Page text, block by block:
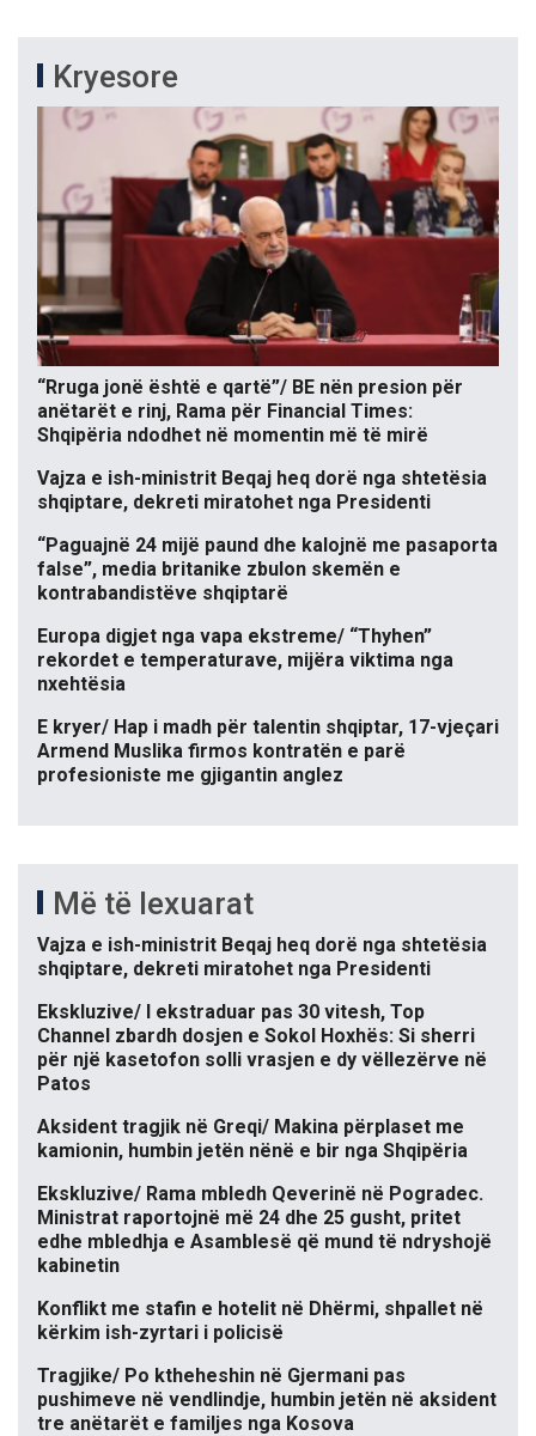
Kryesore
“Rruga jonë është e qartë”/ BE nën presion për
anëtarët e rinj, Rama për Financial Times:
Shqipëria ndodhet në momentin më të mirë
Vajza e ish-ministrit Beqaj heq dorë nga shtetësia
shqiptare, dekreti miratohet nga Presidenti
“Paguajnë 24 mijë paund dhe kalojnë me pasaporta
false”, media britanike zbulon skemën e
kontrabandistëve shqiptarë
Europa digjet nga vapa ekstreme/ “Thyhen”
rekordet e temperaturave, mijëra viktima nga
nxehtësia
E kryer/ Hap i madh për talentin shqiptar, 17-vjeçari
Armend Muslika firmos kontratën e parë
profesioniste me gjigantin anglez
Më të lexuarat
Vajza e ish-ministrit Beqaj heq dorë nga shtetësia
shqiptare, dekreti miratohet nga Presidenti
Ekskluzive/ I ekstraduar pas 30 vitesh, Top
Channel zbardh dosjen e Sokol Hoxhës: Si sherri
për një kasetofon solli vrasjen e dy vëllezërve në
Patos
Aksident tragjik në Greqi/ Makina përplaset me
kamionin, humbin jetën nënë e bir nga Shqipëria
Ekskluzive/ Rama mbledh Qeverinë në Pogradec.
Ministrat raportojnë më 24 dhe 25 gusht, pritet
edhe mbledhja e Asamblesë që mund të ndryshojë
kabinetin
Konflikt me stafin e hotelit në Dhërmi, shpallet në
kërkim ish-zyrtari i policisë
Tragjike/ Po ktheheshin në Gjermani pas
pushimeve në vendlindje, humbin jetën në aksident
tre anëtarët e familjes nga Kosova